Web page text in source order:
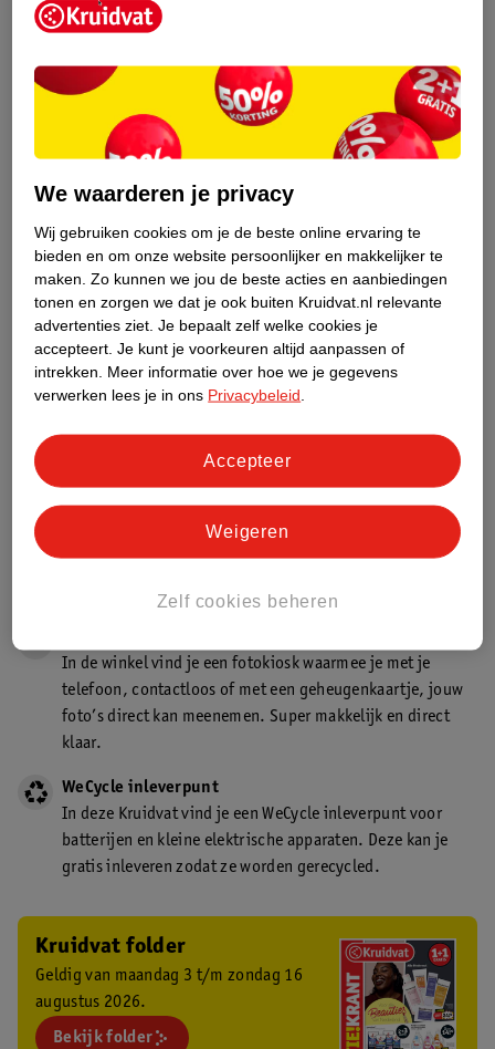
Kruidvat is een erkend specialist in
gezondheidsvraag ook is, stel hem aan
ons!
Stel je gezondheidsvraag
Ook in deze winkel
Kruidvat.nl ophaalpunt
winkel. Zo hoef je niet thuis te blijven voor de Kruidvat
Kruidvat is een gecertificeerd drogist. Dit betekent dat je
winkel én online!
In de winkel vind je een fotokiosk waarmee je met je
telefoon, contactloos of met een geheugenkaartje, jouw
foto’s direct kan meenemen. Super makkelijk en direct
klaar.
WeCycle inleverpunt
In deze Kruidvat vind je een WeCycle inleverpunt voor
batterijen en kleine elektrische apparaten. Deze kan je
gratis inleveren zodat ze worden gerecycled.
Kruidvat folder
Geldig van maandag 3 t/m zondag 16
augustus 2026.
Bekijk folder
We waarderen je privacy
Wij gebruiken cookies om je de beste online ervaring te
bieden en om onze website persoonlijker en makkelijker te
maken. Zo kunnen we jou de beste acties en aanbiedingen
tonen en zorgen we dat je ook buiten Kruidvat.nl relevante
advertenties ziet. Je bepaalt zelf welke cookies je
accepteert. Je kunt je voorkeuren altijd aanpassen of
intrekken.
Meer informatie over hoe we je gegevens
verwerken lees je in ons Privacybeleid
Zelf cookies beheren
Weigeren
Accepteer